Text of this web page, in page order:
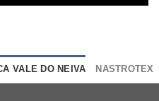
VALE DO NEIVA NASTROTEX